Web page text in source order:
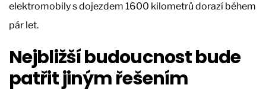
elektromobily s dojezdem 1600 kilometrů dorazí během
pár let.
Nejbližší budoucnost bude
patřit jiným řešením